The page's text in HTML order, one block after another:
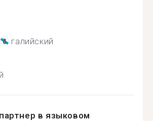
галийский
в языковом